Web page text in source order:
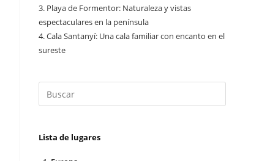
3. Playa de Formentor: Naturaleza y vistas
espectaculares en la península
4.Cala Santanyí: Una cala familiar con encanto en el
sureste
Lista de lugares